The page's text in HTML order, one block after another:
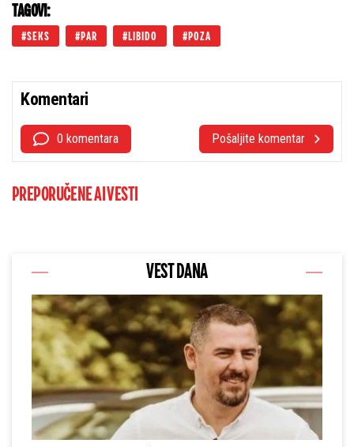
TAGOVI:
SEKS PAR LIBIDO POZA
Komentari
0 komentara Pošaljite komentar
PREPORUČENE AI VESTI
VEST DANA